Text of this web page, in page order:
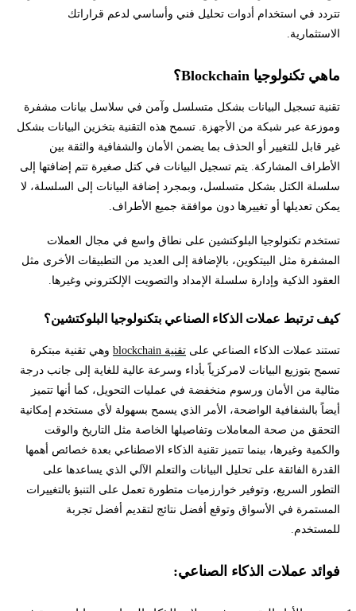
تتردد في استخدام أدوات تحليل فني وأساسي لدعم قراراتك
الاستثمارية.
ماهي تكنولوجيا Blockchain؟
تقنية تسجيل البيانات بشكل متسلسل وآمن في سلاسل بيانات مشفرة
وموزعة عبر شبكة من الأجهزة. تسمح هذه التقنية بتخزين البيانات بشكل
غير قابل للتغيير أو الحذف بما يضمن الأمان والشفافية والثقة بين
الأطراف المشاركة. يتم تسجيل البيانات في كتل صغيرة تتم إضافتها إلى
سلسلة الكتل بشكل متسلسل، وبمجرد إضافة البيانات إلى السلسلة، لا
يمكن تعديلها أو تغييرها دون موافقة جميع الأطراف.
تستخدم تكنولوجيا البلوكتشين على نطاق واسع في مجال العملات
المشفرة مثل البيتكوين، بالإضافة إلى العديد من التطبيقات الأخرى مثل
العقود الذكية وإدارة سلسلة الإمداد والتصويت الإلكتروني وغيرها.
كيف ترتبط عملات الذكاء الصناعي بتكنولوجيا البلوكتشين؟
تستند عملات الذكاء الصناعي على تقنية blockchain
وهي تقنية مبتكرة
تسمح بتوزيع البيانات لامركزياً بأداء وسرعة عالية للغاية إلى جانب درجة
مثالية من الأمان ورسوم منخفضة في عمليات التحويل، كما أنها تتميز
أيضاً بالشفافية الواضحة، الأمر الذي يسمح بسهولة لأي مستخدم إمكانية
التحقق من صحة المعاملات وتفاصيلها الخاصة مثل التاريخ والوقت
والكمية وغيرها، بينما تتميز تقنية الذكاء الاصطناعي بعدة خصائص أهمها
القدرة الفائقة على تحليل البيانات والتعلم الآلي الذي يساعدها على
التطور السريع، وتوفير خوارزميات متطورة تعمل على التنبؤ بالتغييرات
المستمرة في الأسواق وتوقع أفضل نتائج لتقديم أفضل تجربة
للمستخدم.
فوائد عملات الذكاء الصناعي: